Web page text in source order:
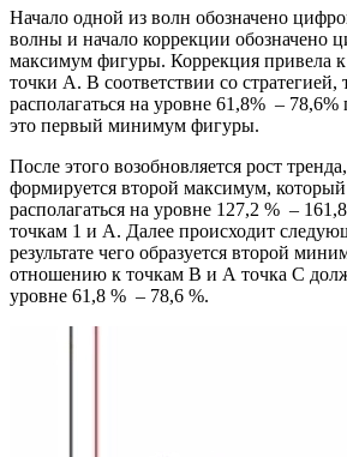
Начало одной из волн обозначено
волны и начало коррекции обозначено
максимум фигуры. Коррекция привела к
точки А. В соответствии со
располагаться на уровне 61,8% –
это первый минимум фигуры.
После этого возобновляется рост
формируется второй максимум,
располагаться на уровне 127,2 % –
точкам 1 и А. Далее происходит
результате чего образуется второй
отношению к точкам В и А точка С
уровне 61,8 % – 78,6 %.